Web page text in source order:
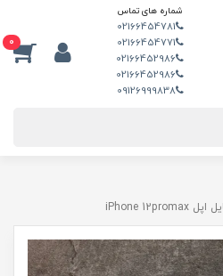
شماره های تماس
02166454781
02166454771
02166452986
02166452986
09126999838
0